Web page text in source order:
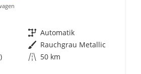
Getriebe Automatik
Außenfarbe Rauchgrau Metallic
Kilometerstand 50 km